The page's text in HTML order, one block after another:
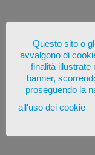
Questo sito o
avvalgono di
finalità illustrate
banner,
proseguendo la
all'uso dei cookie